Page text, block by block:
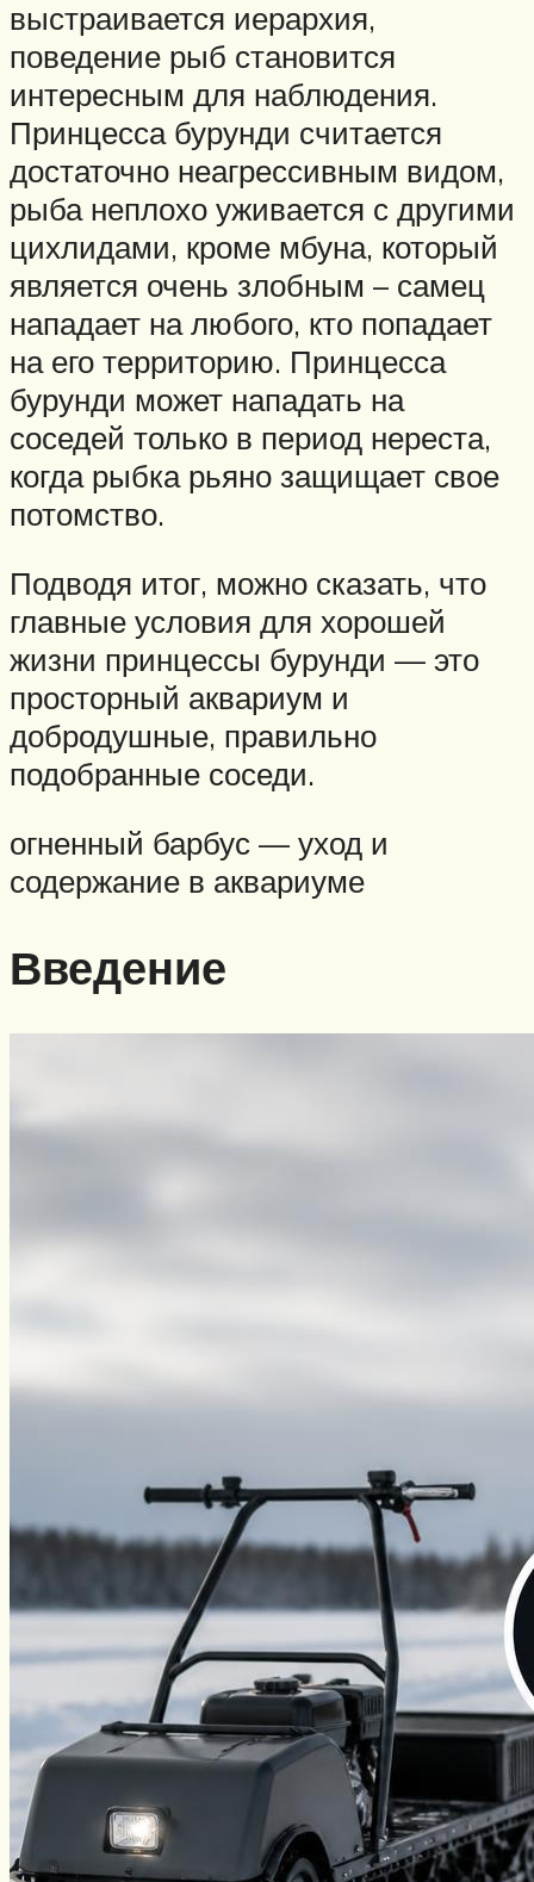
выстраивается иерархия,
поведение рыб становится
интересным для наблюдения.
Принцесса бурунди считается
достаточно неагрессивным видом,
рыба неплохо уживается с другими
цихлидами, кроме мбуна, который
является очень злобным – самец
нападает на любого, кто попадает
на его территорию. Принцесса
бурунди может нападать на
соседей только в период нереста,
когда рыбка рьяно защищает свое
потомство.
Подводя итог, можно сказать, что
главные условия для хорошей
жизни принцессы бурунди — это
просторный аквариум и
добродушные, правильно
подобранные соседи.
огненный барбус — уход и
содержание в аквариуме
Введение